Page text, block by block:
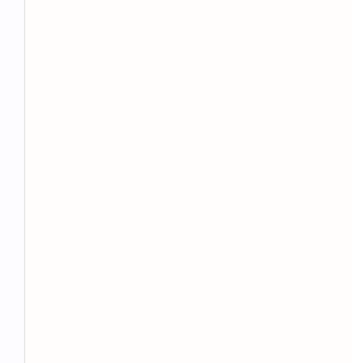
Secara keseluruhan, lagu Terpikat
tentang cinta yang datang secara tiba-
getaran perasaan yang belum pernah
sebelumnya. Lagu ini
sekadar memahami cinta secara teori
mengalaminya sebagai perasaan yang
Setelah mengetahui makna lagu
mungkin kamu ingin segera